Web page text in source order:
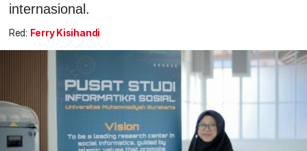
internasional.
Red: Ferry Kisihandi